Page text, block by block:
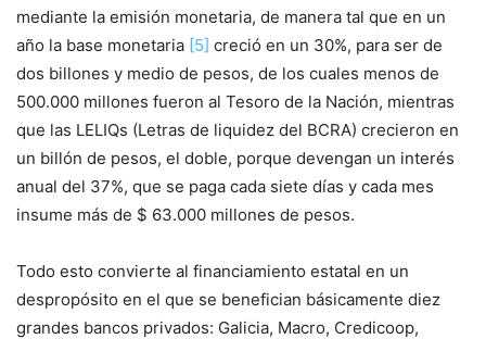
mediante la emisión monetaria, de manera tal que en un
año la base monetaria [5] creció en un 30%, para ser de
dos billones y medio de pesos, de los cuales menos de
500.000 millones fueron al Tesoro de la Nación, mientras
que las LELIQs (Letras de liquidez del BCRA) crecieron en
un billón de pesos, el doble, porque devengan un interés
anual del 37%, que se paga cada siete días y cada mes
insume más de $ 63.000 millones de pesos.
Todo esto convierte al financiamiento estatal en un
despropósito en el que se benefician básicamente diez
grandes bancos privados: Galicia, Macro, Credicoop,